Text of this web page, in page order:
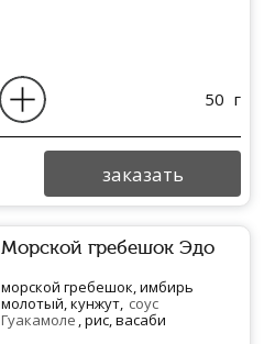
50 г
заказать
Морской гребешок Эдо
морской гребешок, имбирь
молотый, кунжут, соус
Гуакамоле , рис, васаби